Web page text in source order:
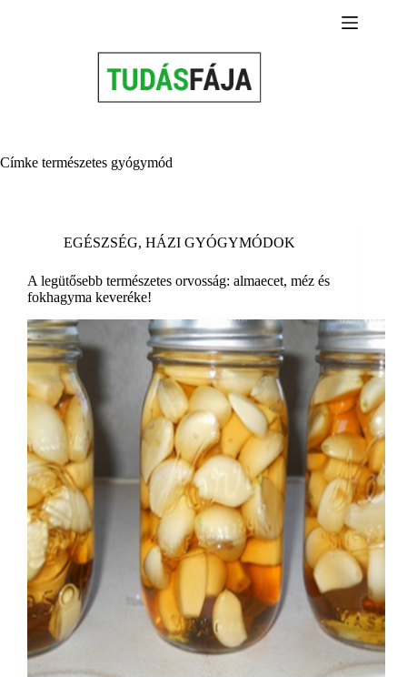
Címke természetes gyógymód
EGÉSZSÉG, HÁZI GYÓGYMÓDOK
A legütősebb természetes orvosság: almaecet, méz és
fokhagyma keveréke!